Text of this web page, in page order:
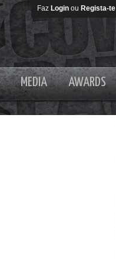
Faz Login ou Regista-te
MEDIA AWARDS